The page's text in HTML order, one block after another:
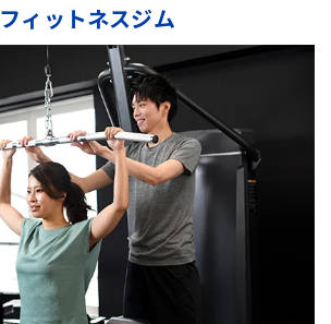
フィットネスジム